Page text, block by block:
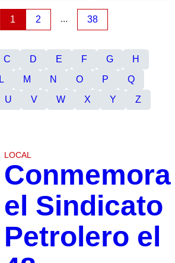
1 2 ... 38
C D E F G
H
L M N O P
Q
U V W X Y Z
LOCAL
Conmemora
el Sindicato
Petrolero el